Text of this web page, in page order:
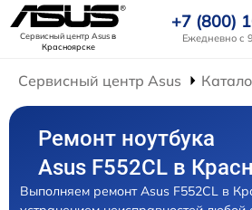
Сервисный центр Asusв
Красноярске
+7 (800)
Ежедневно с
Сервисный центр Asus
Ремонт ноутбука
Asus F552CL в
Выполняем ремонт Asus F552CL в